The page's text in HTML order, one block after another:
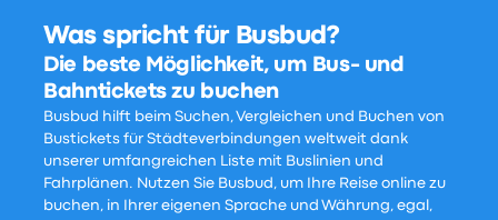
Was spricht für Busbud?
Die beste Möglichkeit, um Bus- und
Bahntickets zu buchen
Busbud hilft beim Suchen, Vergleichen und Buchen von
Bustickets für Städteverbindungen weltweit dank
unserer umfangreichen Liste mit Buslinien und
Fahrplänen. Nutzen Sie Busbud, um Ihre Reise online zu
buchen, in Ihrer eigenen Sprache und Währung, egal,